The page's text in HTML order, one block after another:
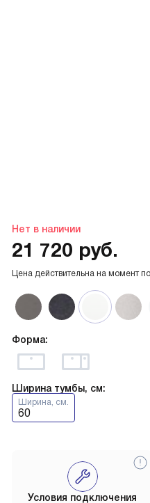
Нет в наличии
Форма:
Ширина тумбы, см:
Ширина, см.
60
Цена действительна на момент
21 720 руб.
Условия подключения